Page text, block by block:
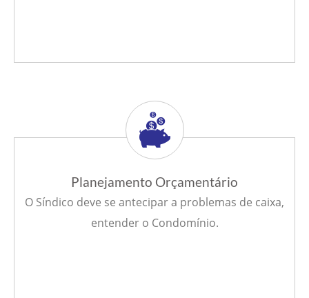
Planejamento Orçamentário
O Síndico deve se antecipar a problemas de caixa,
entender o Condomínio.